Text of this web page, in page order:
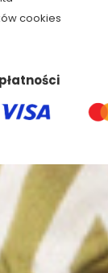
cookies